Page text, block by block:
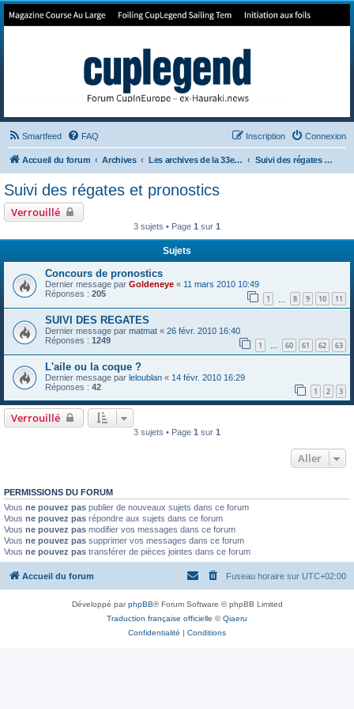
Forum de Cup In Europe
Smartfeed FAQ Connexion
Inscription
Accueil du forum Archives Les archives de la 33e America's Cup Suivi des régates et pronostics
Suivi des régates et pronostics
Verrouillé
3 sujets • Page 1 sur 1
Sujets
Concours de pronostics
Dernier message par Goldeneye « 11 mars 2010 10:49
Réponses : 205 1 8 9 10 11
SUIVI DES REGATES
Dernier message par matmat « 26 févr. 2010 16:40
Réponses : 1249 1 … 60 61 62 63
L'aile ou la coque ?
Dernier message par leloublan « 14 févr. 2010 16:29
Réponses : 42 1 2 3
Verrouillé
3 sujets • Page 1 sur 1
Aller
PERMISSIONS DU FORUM
Vous ne pouvez pas publier de nouveaux sujets dans ce forum
Vous ne pouvez pas répondre aux sujets dans ce forum
Vous ne pouvez pas modifier vos messages dans ce forum
Vous ne pouvez pas supprimer vos messages dans ce forum
Vous ne pouvez pas transférer de pièces jointes dans ce forum
Accueil du forum Fuseau horaire sur UTC+02:00
Développé parphpBB® Forum Software © phpBB Limited
Traduction française officielle ©Qiaeru
Confidentialité | Conditions